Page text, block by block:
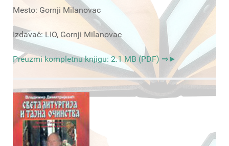
Mesto: Gornji Milanovac
Izdavač: LIO, Gornji Milanovac
Preuzmi kompletnu knjigu: 2.1 MB (PDF) ⇒►